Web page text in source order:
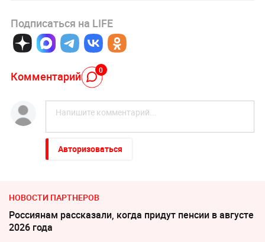
Подписаться на LIFE
Комментарий 0
Авторизоваться
НОВОСТИ ПАРТНЕРОВ
Россиянам рассказали, когда придут пенсии в августе
2026 года